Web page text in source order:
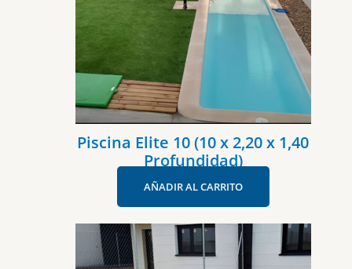
Piscina Elite 10 (10 x 2,20 x 1,40
Profundidad)
AÑADIR AL CARRITO